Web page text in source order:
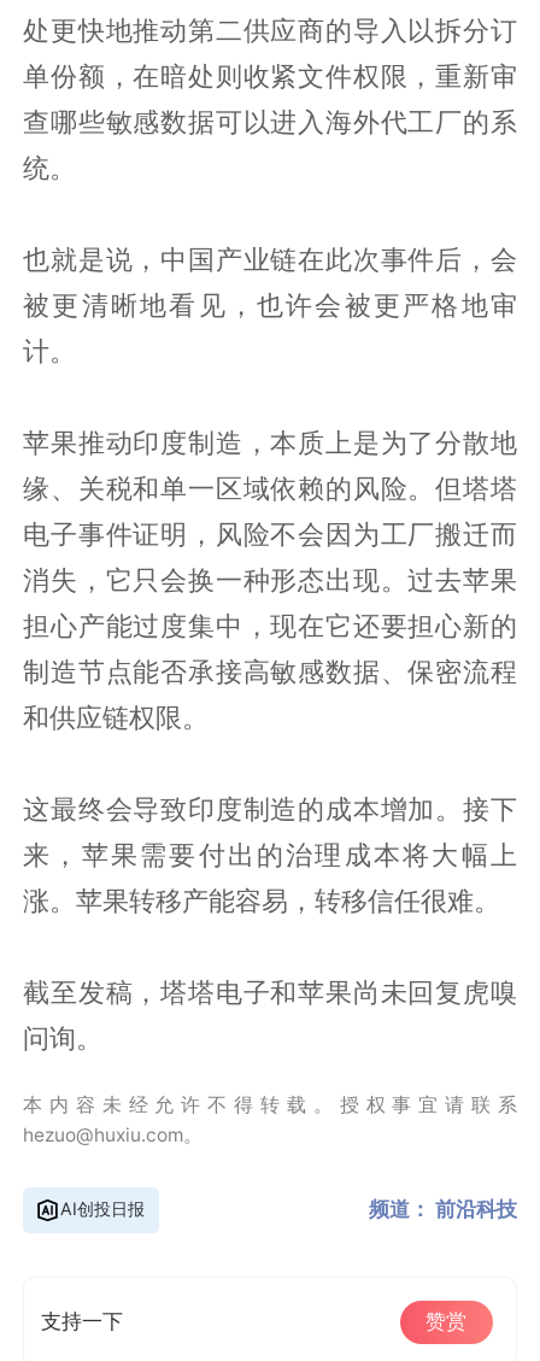
处更快地推动第二供应商的导入以拆分订
单份额，在暗处则收紧文件权限，重新审
查哪些敏感数据可以进入海外代工厂的系
统。
也就是说，中国产业链在此次事件后，会
被更清晰地看见，也许会被更严格地审
计。
苹果推动印度制造，本质上是为了分散地
缘、关税和单一区域依赖的风险。但塔塔
电子事件证明，风险不会因为工厂搬迁而
消失，它只会换一种形态出现。过去苹果
担心产能过度集中，现在它还要担心新的
制造节点能否承接高敏感数据、保密流程
和供应链权限。
这最终会导致印度制造的成本增加。接下
来，苹果需要付出的治理成本将大幅上
涨。苹果转移产能容易，转移信任很难。
截至发稿，塔塔电子和苹果尚未回复虎嗅
问询。
本内容未经允许不得转载。授权事宜请联系
hezuo@huxiu.com。
AI创投日报 频道： 前沿科技
支持一下 赞赏